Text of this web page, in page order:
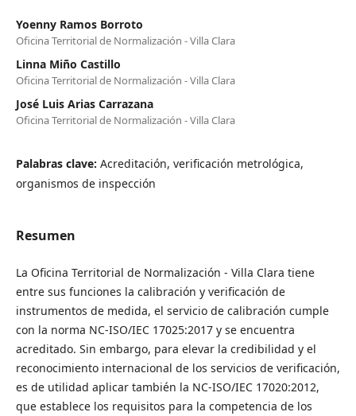
Yoenny Ramos Borroto
Oficina Territorial de Normalización - Villa Clara
Linna Miño Castillo
Oficina Territorial de Normalización - Villa Clara
José Luis Arias Carrazana
Oficina Territorial de Normalización - Villa Clara
Palabras clave: Acreditación, verificación metrológica,
organismos de inspección
Resumen
La Oficina Territorial de Normalización - Villa Clara tiene
entre sus funciones la calibración y verificación de
instrumentos de medida, el servicio de calibración cumple
con la norma NC-ISO/IEC 17025:2017 y se encuentra
acreditado. Sin embargo, para elevar la credibilidad y el
reconocimiento internacional de los servicios de verificación,
es de utilidad aplicar también la NC-ISO/IEC 17020:2012,
que establece los requisitos para la competencia de los